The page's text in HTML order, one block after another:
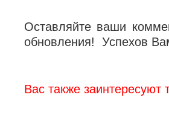
Оставляйте ваши
обновления! Успехов
Вас также заинтересуют